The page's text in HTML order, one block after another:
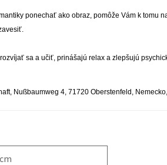
ponechať ako obraz, pomôže Vám k tomu
sa a učiť, prinášajú relax a zlepšujú
Nußbaumweg 4, 71720 Oberstenfeld, Nemecko,